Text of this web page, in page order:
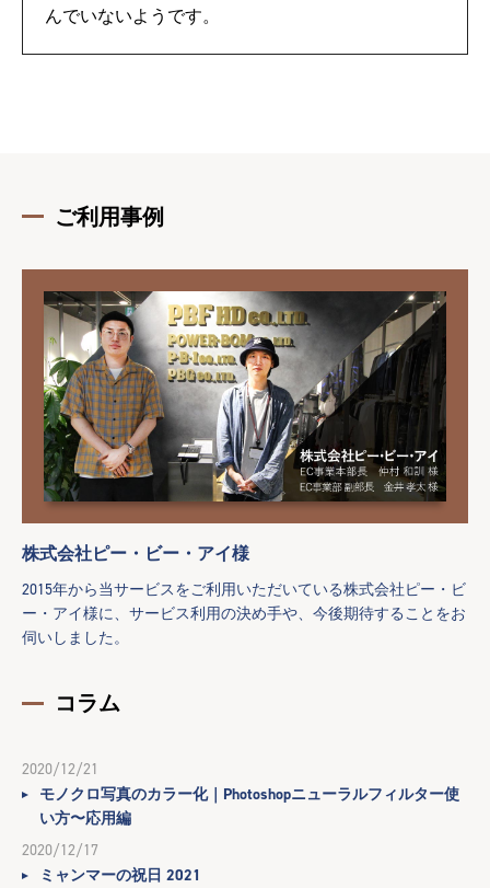
んでいないようです。
ご利用事例
株式会社ピー・ビー・アイ様
2015年から当サービスをご利用いただいている株式会社ピー・ビ
ー・アイ様に、サービス利用の決め手や、今後期待することをお
伺いしました。
コラム
2020/12/21
モノクロ写真のカラー化｜Photoshopニューラルフィルター使
い方〜応用編
2020/12/17
ミャンマーの祝日 2021